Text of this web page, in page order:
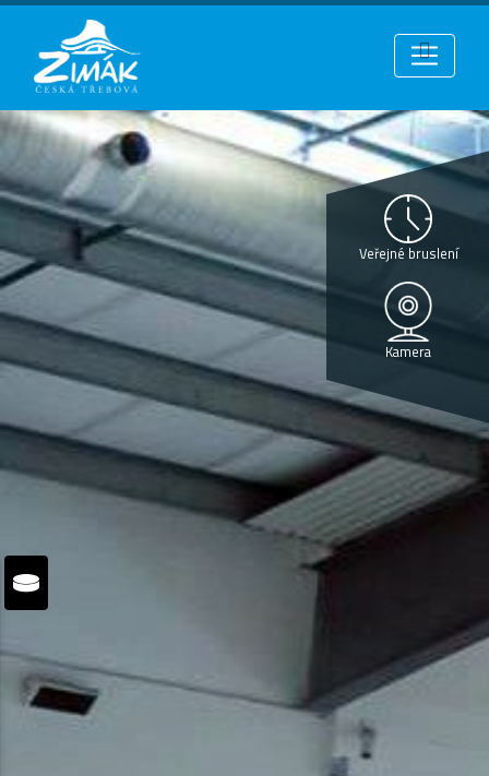
Veřejné bruslení
Kamera